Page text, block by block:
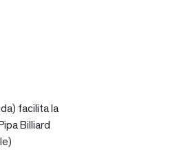
facilita la
Billiard